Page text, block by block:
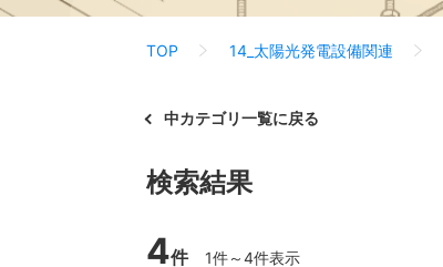
TOP 14_太陽光発電設備関連
中カテゴリ一覧に戻る
検索結果
4件 1件～4件表示